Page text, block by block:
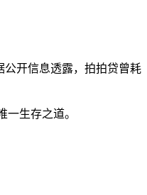
公开信息透露，拍拍贷曾耗
生存之道。